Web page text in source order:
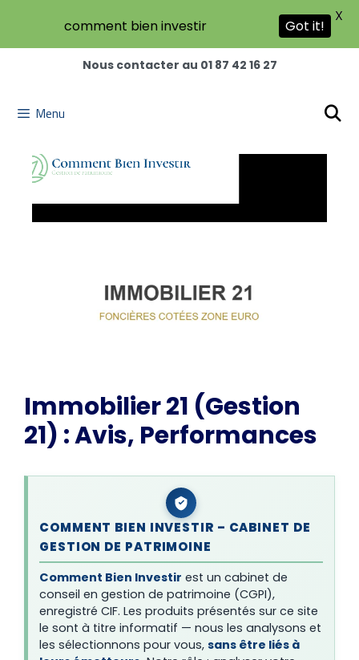
Nous contacter au 01 87 42 16 27
Menu
Immobilier 21 (Gestion
21) : Avis, Performances
COMMENT BIEN INVESTIR – CABINET DE
GESTION DE PATRIMOINE
Comment Bien Investir est un cabinet de
conseil en gestion de patrimoine (CGPI),
enregistré CIF. Les produits présentés sur ce site
le sont à titre informatif — nous les analysons et
les sélectionnons pour vous, sans être liés à
comment bien investir Got it!
X